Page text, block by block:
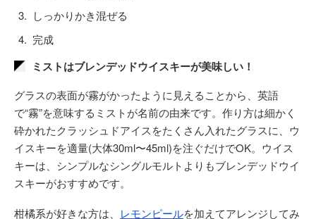
しっかりかき混ぜる
完成
ミストはブレンデッドウイスキーが美味しい！
グラスの表面が霧がかったように見えることから、英語
で“霧”を意味するミストが名前の由来です。作り方は細かく
砕かれたクラッシュドアイスをたくさん入れたグラスに、ウ
イスキーを適量(大体30ml〜45ml)を注ぐだけでOK。ウイス
キーは、シンプルなシングルモルトよりもブレンデッドウイ
スキーがおすすめです。
柑橘系が好きな方は、 レモンピールを加えてアレンジしてみ